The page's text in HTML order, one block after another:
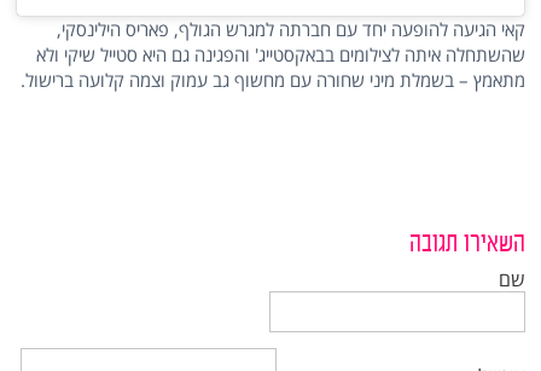
קאי הגיעה להופעה יחד עם חברתה למגרש הגולף, פאריס הילינסקי,
שהשתחלה איתה לצילומים בבאקסטייג' והפגינה גם היא סטייל שיקי ולא
מתאמץ – בשמלת מיני שחורה עם מחשוף גב עמוק וצמה קלועה ברישול.
השאירו תגובה
שם